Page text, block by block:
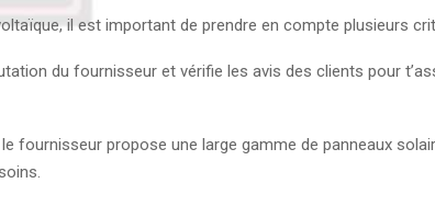
il est important de prendre en compte plusieurs
du fournisseur et vérifie les avis des clients pour
fournisseur propose une large gamme de panneaux